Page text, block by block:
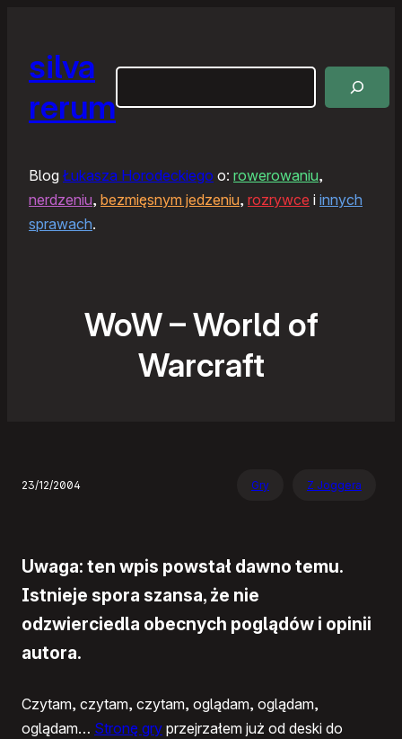
silva
rerum
Blog Łukasza Horodeckiego o: rowerowaniu,
nerdzeniu, bezmięsnym jedzeniu, rozrywce i innych
sprawach.
WoW – World of
Warcraft
23/12/2004 Gry Z Joggera
Uwaga: ten wpis powstał dawno temu.
Istnieje spora szansa, że nie
odzwierciedla obecnych poglądów i opinii
autora.
Czytam, czytam, czytam, oglądam, oglądam,
oglądam… Stronę gry przejrzałem już od deski do